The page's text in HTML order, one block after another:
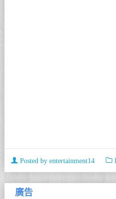
Posted by entertainment14
廣告